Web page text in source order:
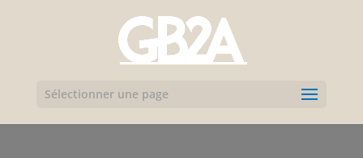
Sélectionner une page